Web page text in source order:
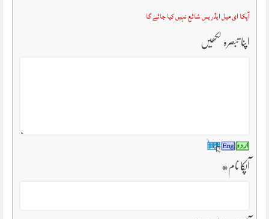
آپکا ای میل ایڈریس شائع نہیں کیا جائے گا
اپنا تبصرہ لکھیں
آپکا نام*